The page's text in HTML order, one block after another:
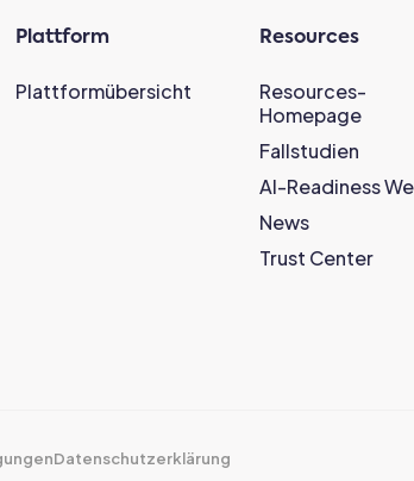
Plattform
Plattformübersicht
Resources
Resources-
Homepage
Fallstudien
AI-Readiness
News
Trust Center
Datenschutzerklärung